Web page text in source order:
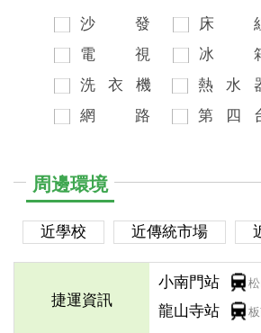
沙
發
電
視
洗
衣
機
網
路
床
冰
熱
水
第
四
周邊環境
近學校 近傳統市場
捷運資訊
小南門站
龍山寺站